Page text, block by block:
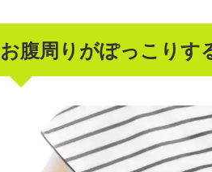
お腹周りがぽっこりす